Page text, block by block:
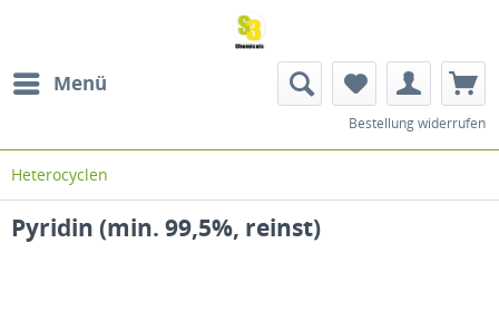
Menü
Bestellung widerrufen
Heterocyclen
Pyridin (min. 99,5%, reinst)